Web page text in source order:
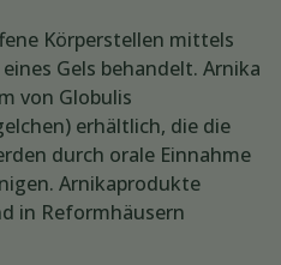
Körperstellen mittels
Gels behandelt. Arnika
von Globulis
erhältlich, die die
durch orale Einnahme
Arnikaprodukte
in Reformhäusern